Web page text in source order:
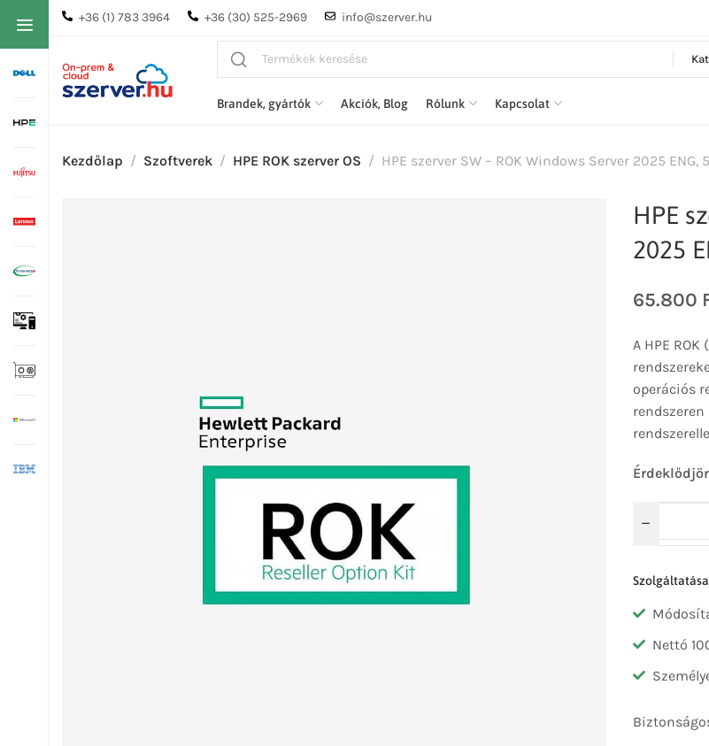
+36 (1) 783 3964 +36 (30) 525-2969 info@szerver.hu
Brandek, gyártók Akciók, Blog Rólunk Kapcsolat
Kezdőlap Szoftverek HPE ROK szerver OS HPE szerver SW – ROK Windows Server 2025 ENG,
HPE
2025
65.800
A HPE
operációs
Nettó